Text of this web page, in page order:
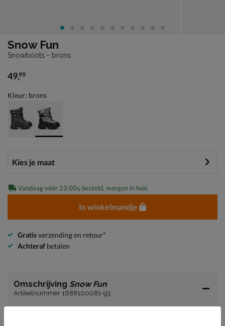
Snow Fun
Snowboots - brons
€ 49,99
49,99
Kleur: brons
Vandaag vóór 23.00u besteld, morgen in huis
In winkelmandje
Gratisverzending en retour*
Achteraf betalen
Omschrijving Snow Fun
Artikelnummer 1688100081-93